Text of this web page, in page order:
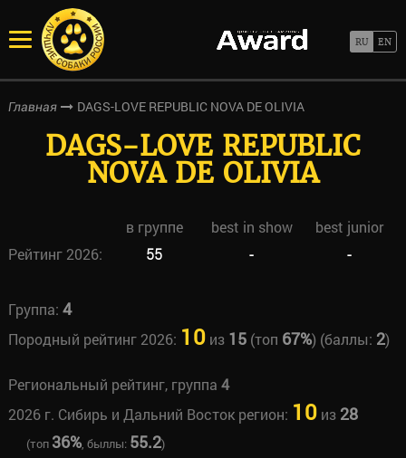
Главная DAGS-LOVE REPUBLIC NOVA DE OLIVIA
DAGS-LOVE REPUBLIC
NOVA DE OLIVIA
в группе best in show
best junior
Рейтинг 2026:
55 - -
Группа: 4
Породный рейтинг 2026: 10из 15(топ 67%) (баллы: 2)
Региональный рейтинг, группа 4
2026 г. Сибирь и Дальний Восток регион: 10из 28
(топ 36%, быллы: 55.2)